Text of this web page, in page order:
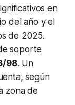
en
del año y el
de 2025.
soporte
98. Un
según
zona de